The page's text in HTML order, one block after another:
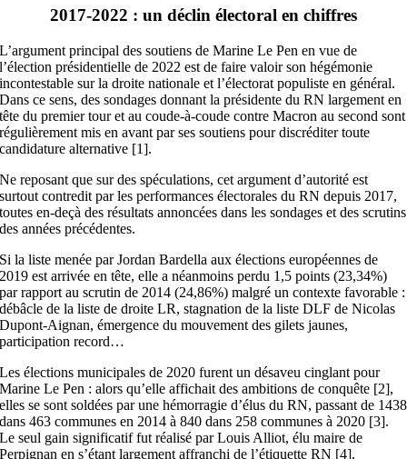
2017-2022 : un déclin électoral en chiffres
L’argument principal des soutiens de Marine Le Pen en vue de
l’élection présidentielle de 2022 est de faire valoir son hégémonie
incontestable sur la droite nationale et l’électorat populiste en général.
Dans ce sens, des sondages donnant la présidente du RN largement en
tête du premier tour et au coude-à-coude contre Macron au second sont
régulièrement mis en avant par ses soutiens pour discréditer toute
candidature alternative [1].
Ne reposant que sur des spéculations, cet argument d’autorité est
surtout contredit par les performances électorales du RN depuis 2017,
toutes en-deçà des résultats annoncées dans les sondages et des scrutins
des années précédentes.
Si la liste menée par Jordan Bardella aux élections européennes de
2019 est arrivée en tête, elle a néanmoins perdu 1,5 points (23,34%)
par rapport au scrutin de 2014 (24,86%) malgré un contexte favorable :
débâcle de la liste de droite LR, stagnation de la liste DLF de Nicolas
Dupont-Aignan, émergence du mouvement des gilets jaunes,
participation record…
Les élections municipales de 2020 furent un désaveu cinglant pour
Marine Le Pen : alors qu’elle affichait des ambitions de conquête [2],
elles se sont soldées par une hémorragie d’élus du RN, passant de 1438
dans 463 communes en 2014 à 840 dans 258 communes à 2020 [3].
Le seul gain significatif fut réalisé par Louis Alliot, élu maire de
Perpignan en s’étant largement affranchi de l’étiquette RN [4].